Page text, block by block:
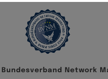
Bu nd esver ba nd N etwor k M